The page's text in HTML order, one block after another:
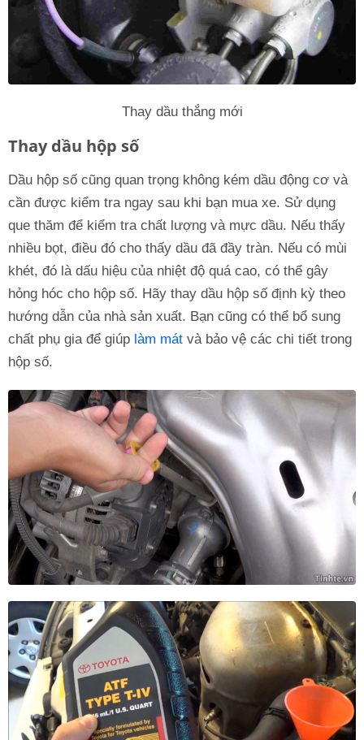
Thay dầu thắng mới
Thay dầu hộp số
Dầu hộp số cũng quan trọng không kém dầu động cơ và
cần được kiểm tra ngay sau khi bạn mua xe. Sử dụng
que thăm để kiểm tra chất lượng và mực dầu. Nếu thấy
nhiều bọt, điều đó cho thấy dầu đã đầy tràn. Nếu có mùi
khét, đó là dấu hiệu của nhiệt độ quá cao, có thể gây
hỏng hóc cho hộp số. Hãy thay dầu hộp số định kỳ theo
hướng dẫn của nhà sản xuất. Bạn cũng có thể bổ sung
chất phụ gia để giúp làm mát và bảo vệ các chi tiết trong
hộp số.